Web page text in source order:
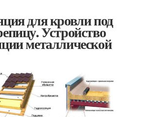
для кровли под
Устройство
металлической